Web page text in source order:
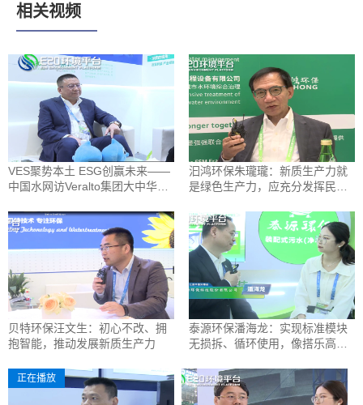
相关视频
VES聚势本土 ESG创赢未来——
中国水网访Veralto集团大中华区
汩鸿环保朱瓏瓏：新质生产力就
是绿色生产力，应充分发挥民营
贝特环保汪文生：初心不改、拥
抱智能，推动发展新质生产力
泰源环保潘海龙：实现标准模块
无损拆、循环使用，像搭乐高一
正在播放